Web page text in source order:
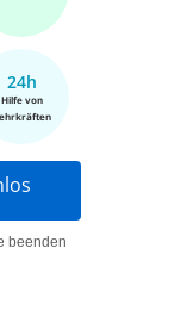
24h
Hilfe von
beenden